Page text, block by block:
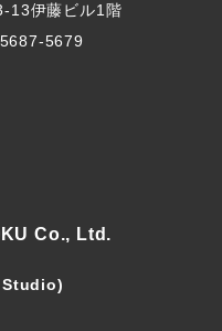
13伊藤ビル1階
5679
Co., Ltd.